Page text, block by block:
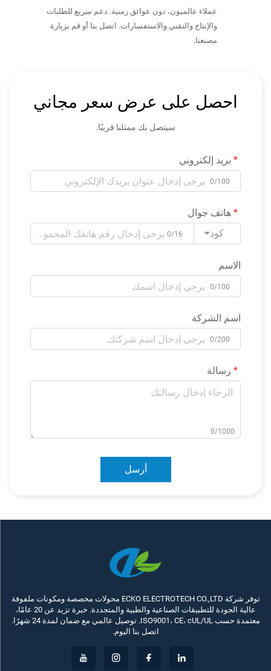
عملاء عالميون، دون عوائق زمنية. دعم سريع للطلبات
والإنتاج والتقني والاستفسارات. اتصل بنا أو قم بزيارة
مصنعنا.
احصل على عرض سعر مجاني
سيتصل بك ممثلنا قريبًا.
بريد إلكتروني
0/100
هاتف جوال
كود
0/16
الاسم
0/100
اسم الشركة
0/200
رسالة
0/1000
أرسل
توفر شركة ECKO ELECTROTECH CO.,LTD محولات مخصصة ومكونات ملفوفة
عالية الجودة للتطبيقات الصناعية والطبية والمتجددة. خبرة تزيد عن 20 عامًا،
معتمدة حسب ISO9001، CE، cUL/UL. توصيل عالمي مع ضمان لمدة 24 شهرًا.
اتصل بنا اليوم.